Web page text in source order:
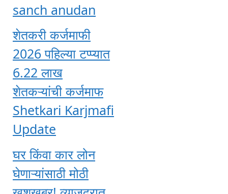
sanch anudan
शेतकरी कर्जमाफी
2026 पहिल्या टप्प्यात
6.22 लाख
शेतकऱ्यांची कर्जमाफ
Shetkari Karjmafi
Update
घर किंवा कार लोन
घेणाऱ्यांसाठी मोठी